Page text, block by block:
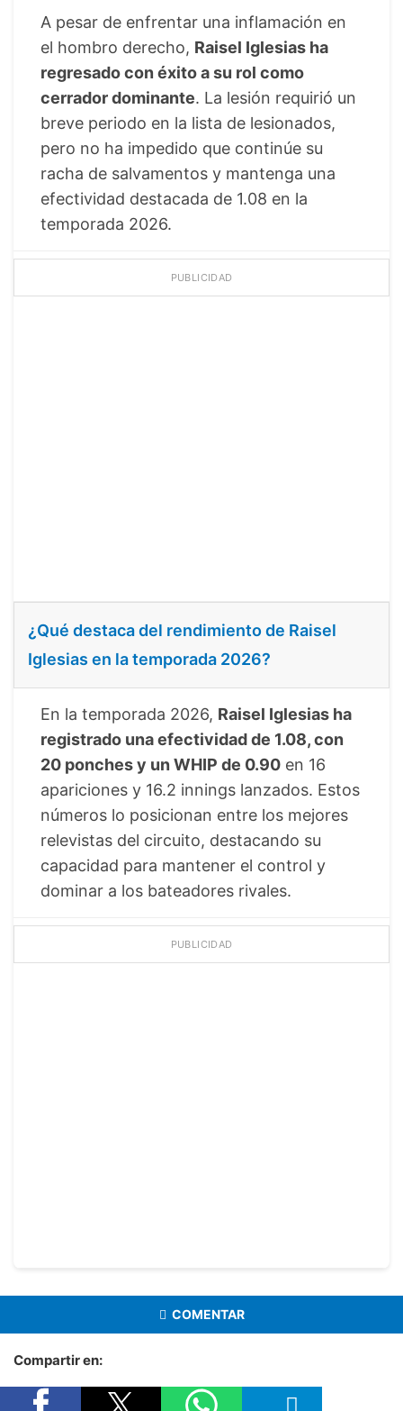
A pesar de enfrentar una inflamación en
el hombro derecho, Raisel Iglesias ha
regresado con éxito a su rol como
cerrador dominante. La lesión requirió un
breve periodo en la lista de lesionados,
pero no ha impedido que continúe su
racha de salvamentos y mantenga una
efectividad destacada de 1.08 en la
temporada 2026.
PUBLICIDAD
¿Qué destaca del rendimiento de Raisel
Iglesias en la temporada 2026?
En la temporada 2026, Raisel Iglesias ha
registrado una efectividad de 1.08, con
20 ponches y un WHIP de 0.90 en 16
apariciones y 16.2 innings lanzados. Estos
números lo posicionan entre los mejores
relevistas del circuito, destacando su
capacidad para mantener el control y
dominar a los bateadores rivales.
PUBLICIDAD
COMENTAR
Compartir en: